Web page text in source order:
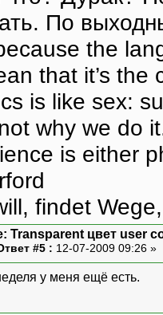
По
the
that it’s the
is like sex:
why we do
is either
findet
Transparent цвет user
#5 : 12-07-2009 09:26 »
у меня ещё есть.